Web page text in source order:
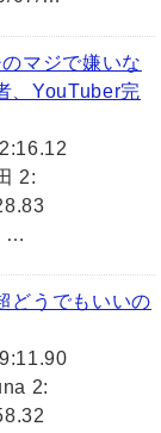
マジで嫌いな
、YouTuber完
2:
…
どうでもいいの
2: